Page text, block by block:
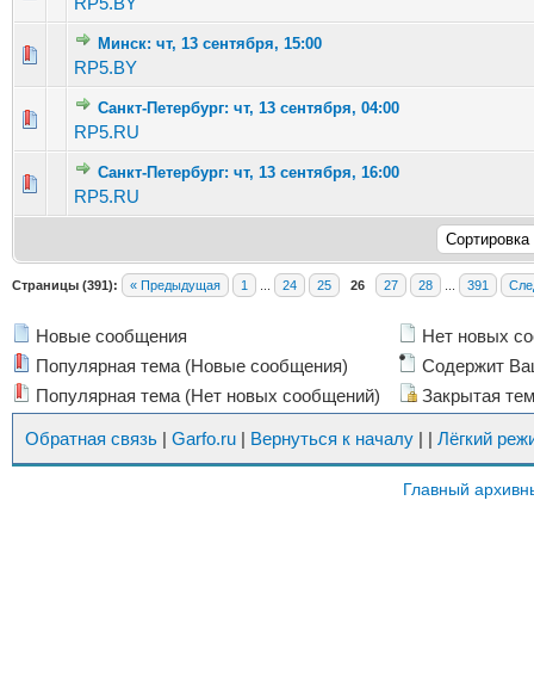
Минск: чт, 13 сентября, 15:00
RP5.BY
Голосов: 3 - Средняя оценка: 2.67 из 5
12 345
Санкт-Петербург: чт, 13 сентября, 04:00
RP5.RU
Голосов: 2 - Средняя оценка: 1 из 5
1234 5
Санкт-Петербург: чт, 13 сентября, 16:00
RP5.RU
Голосов: 1 - Средняя оценка: 1 из 5
1234 5
Страницы (391): « Предыдущая 1 24 25 26 27 28 391
Новые сообщения
Популярная тема (Новые сообщения)
Популярная тема (Нет новых сообщений)
Нет новых
Содержит
Закрытая
Обратная связь | Garfo.ru | Вернуться к началу | | Лёгкий
Главный